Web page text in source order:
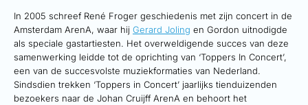
In 2005 schreef René Froger geschiedenis met zijn concert in de
Amsterdam ArenA, waar hij Gerard Joling en Gordon uitnodigde
als speciale gastartiesten. Het overweldigende succes van deze
samenwerking leidde tot de oprichting van ‘Toppers In Concert’,
een van de succesvolste muziekformaties van Nederland.
Sindsdien trekken ‘Toppers in Concert’ jaarlijks tienduizenden
bezoekers naar de Johan Cruijff ArenA en behoort het